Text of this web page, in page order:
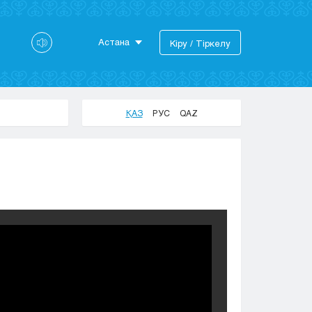
Астана
Актобе
Костанай
Кіру / Тіркелу
ҚАЗ РУС QAZ